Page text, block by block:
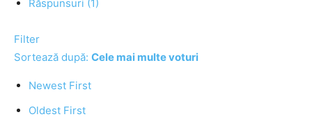
Răspunsuri (1)
Filter
Sortează după: Cele mai multe voturi
Newest First
Oldest First